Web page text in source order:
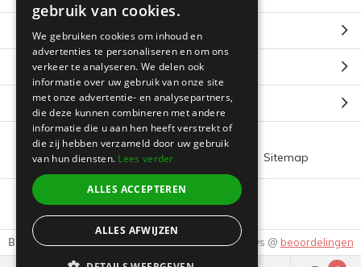
Mijn account
Categorieën
Contact
© 2026 -Boeklin
Algemene voorwaarden Sitemap
Beoordeling door klanten: Reviews @ beoordelingen
gebruik van cookies.
We gebruiken cookies om inhoud en
advertenties te personaliseren en om ons
verkeer te analyseren. We delen ook
informatie over uw gebruik van onze site
met onze advertentie- en analysepartners,
die deze kunnen combineren met andere
informatie die u aan hen heeft verstrekt of
die zij hebben verzameld door uw gebruik
van hun diensten. Lees verder
ALLES ACCEPTEREN
ALLES AFWIJZEN